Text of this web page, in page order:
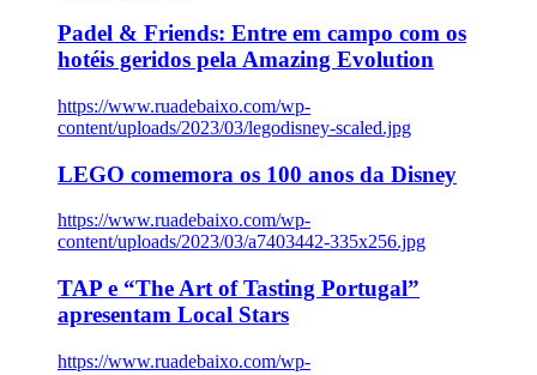
Padel & Friends: Entre em campo com os
hotéis geridos pela Amazing Evolution
https://www.ruadebaixo.com/wp-
content/uploads/2023/03/legodisney-scaled.jpg
LEGO comemora os 100 anos da Disney
https://www.ruadebaixo.com/wp-
content/uploads/2023/03/a7403442-335x256.jpg
TAP e “The Art of Tasting Portugal”
apresentam Local Stars
https://www.ruadebaixo.com/wp-